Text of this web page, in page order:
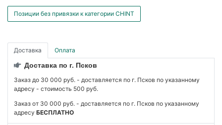
Позиции без привязки к категории CHINT
Доставка Оплата
Доставка по г. Псков
Заказ до 30 000 руб. - доставляется по г. Псков по указанному
адресу - стоимость 500 руб.
Заказ от 30 000 руб. - доставляется по г. Псков по указанному
адресу БЕСПЛАТНО